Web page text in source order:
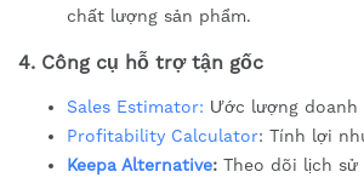
chất lượng sản phẩm.
4. Công cụ hỗ trợ tận gốc
Sales Estimator: Ước lượng doanh
Profitability Calculator: Tính lợi
Keepa Alternative: Theo dõi lịch sử